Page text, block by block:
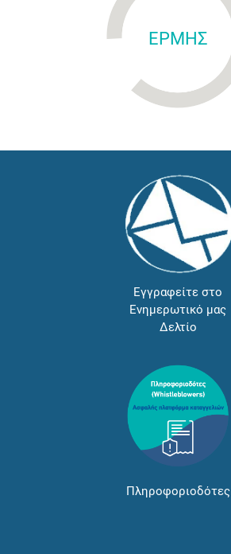
ΕΡΜΗΣ
Εγγραφείτε στο
Ενημερωτικό μας
Δελτίο
Πληροφοριοδότες